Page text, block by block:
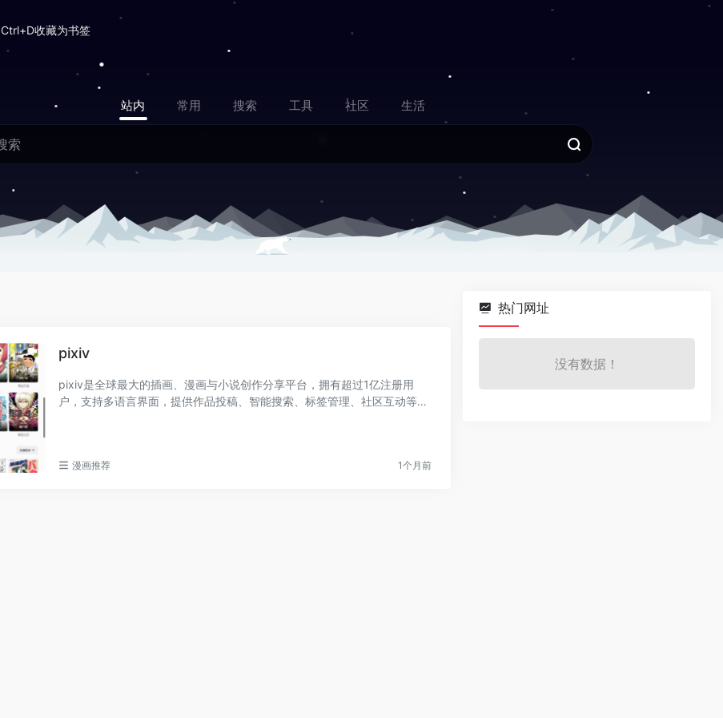
Ctrl+D收藏为书签
站内 常用 搜索 工具 社区 生活
pixiv
pixiv是全球最大的插画、漫画与小说创作分享平台，拥有超过1亿注册用
户，支持多语言界面，提供作品投稿、智能搜索、标签管理、社区互动等功
漫画推荐 1个月前
热门网址
没有数据！